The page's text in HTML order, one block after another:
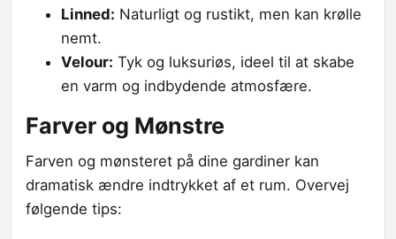
Linned: Naturligt og rustikt, men kan krølle
nemt.
Velour: Tyk og luksuriøs, ideel til at skabe
en varm og indbydende atmosfære.
Farver og Mønstre
Farven og mønsteret på dine gardiner kan
dramatisk ændre indtrykket af et rum. Overvej
følgende tips: